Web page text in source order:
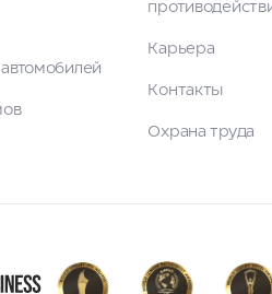
Карьера
Контакты
Охрана труда